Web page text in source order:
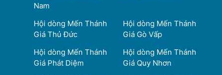
Nam
Hội dòng Mến Thánh
Giá Thủ Đức
Hội dòng Mến Thánh
Giá Gò Vấp
Hội dòng Mến Thánh
Giá Phát Diệm
Hội dòng Mến Thánh
Giá Quy Nhơn